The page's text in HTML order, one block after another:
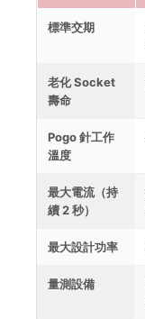
標準交期
老化 Socket
壽命
Pogo 針工作
溫度
最大電流（持
續 2 秒）
最大設計功率
量測設備